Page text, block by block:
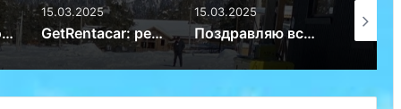
Поход в горы: особенности безопасного отдыха – Путешествие
15.03.2025
GetRentacar: решение транспортного вопроса в любом уголке планеты – Путешествие
15.03.2025
Поздравляю всех женщин с 8 марта! – Путешествие